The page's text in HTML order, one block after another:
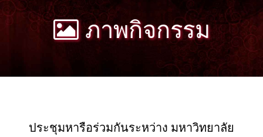
ภาพกิจกรรม
ประชุมหารือร่วมกันระหว่าง มหาวิทยาลัย